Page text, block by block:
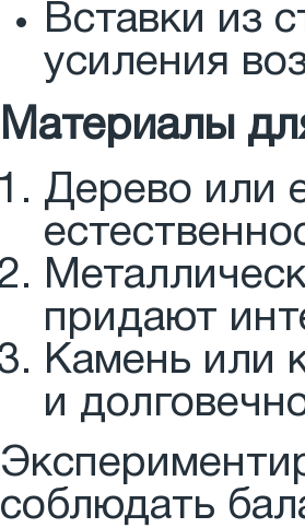
Вставки из
усиления
Материалы
Дерево или
придают
Камень или
и
соблюдать